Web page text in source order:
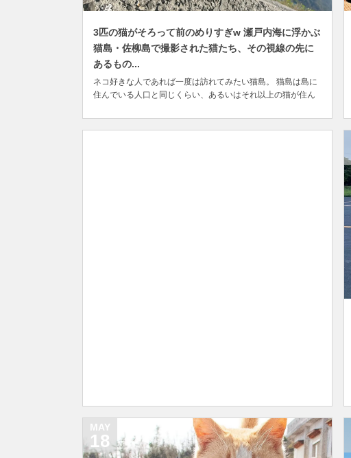
3匹の猫がそろって前のめりすぎw 瀬戸内海に浮かぶ
猫島・佐柳島で撮影された猫たち、その視線の先に
あるもの...
ネコ好きな人であれば一度は訪れてみたい猫島。 猫島は島に
住んでいる人口と同じくらい、あるいはそれ以上の猫が住ん
りを海に囲まれてゆったりとした時間が流れる島にたくさん
MAY
18